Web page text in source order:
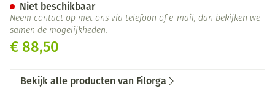
€ 88,50
Niet beschikbaar
Neem contact op met ons via telefoon of e-mail, dan bekijken we
samen de mogelijkheden.
Bekijk alle producten van Filorga